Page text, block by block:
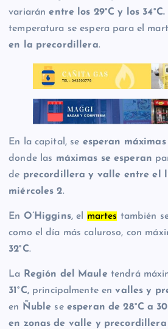
variaránentre los 29°C y los 34°C.
temperatura se espera para el
en la precordillera.
En la capital, se esperan máximas
donde las máximas se esperan
de precordillera y valle entre el
miércoles 2.
En O’Higgins, el martes también
como el día más caluroso, con
32°C.
La Región del Mauletendrá
31°C,principalmente envalles y
en
Ñuble se esperan de 28°C a
en zonas de valle y precordillera